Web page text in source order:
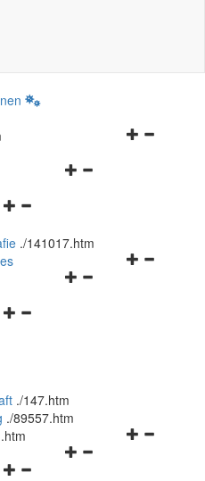
Navigationsmenü
Navigationsmenü
und
schließen
./141017.htm
Navigationsmenü
Navigationsmenü
./147.htm
./89557.htm
Navigationsmenü
Navigationsmenü